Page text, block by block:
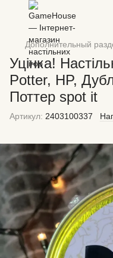
Дополнительный
Уцінка!
Potter, HP,
Поттер spot it
Артикул: 2403100337